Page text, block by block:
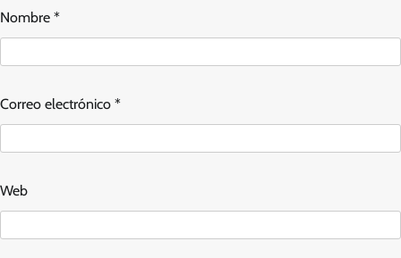
Nombre *
Correo electrónico *
Web